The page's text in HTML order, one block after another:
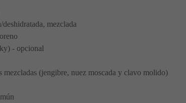
mezclada
- opcional
mezcladas (jengibre, nuez moscada y clavo molido)